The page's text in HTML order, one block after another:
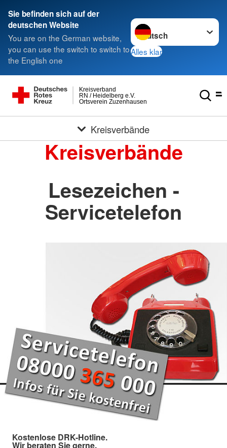
Sie befinden sich auf der
deutschen Website
You are on the German website,
you can use the switch to switch to
the English one
Sprache wechseln zu
Alles klar
Ortsverein Zuzenhausen
RN / Heidelberg e.V.
Kreisverband
Kreisverbände
Kreisverbände
Lesezeichen -
Servicetelefon
Kostenlose DRK-Hotline.
Wir beraten Sie gerne.